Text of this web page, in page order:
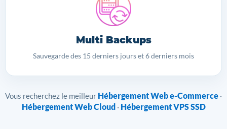
Multi Backups
Sauvegarde des 15 derniers jours et 6 derniers mois
Vous recherchez le meilleur Hébergement Web e-Commerce ·
Hébergement Web Cloud · Hébergement VPS SSD